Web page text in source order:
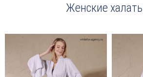
Женские